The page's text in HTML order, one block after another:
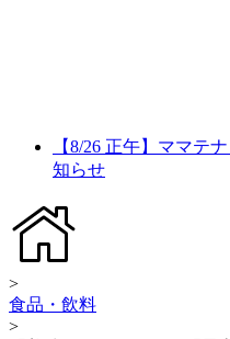
【8/26 正午】ママテ
知らせ
>
食品・飲料
>